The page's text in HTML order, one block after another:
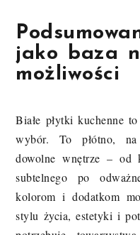
jako baza
możliwości
Białe płytki kuchenne
wybór. To płótno, na
dowolne wnętrze – od
subtelnego po
kolorom i dodatkom
stylu życia, estetyki i